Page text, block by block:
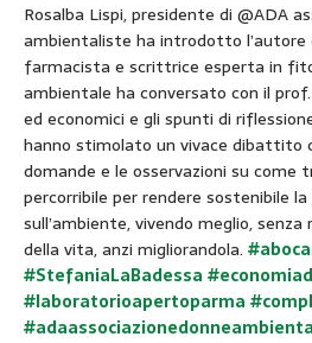
Rosalba Lispi, presidente di @ADA
ambientaliste ha introdotto l’autore
farmacista e scrittrice esperta in
ambientale ha conversato con il
ed economici e gli spunti di
hanno stimolato un vivace dibattito
domande e le osservazioni su come
percorribile per rendere sostenibile
sull’ambiente, vivendo meglio,
della vita, anzi migliorandola.
#StefaniaLaBadessa
#laboratorioapertoparma